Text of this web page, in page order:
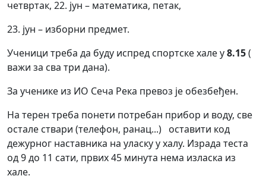
четвртак, 22. јун – математика, петак,
23. јун – изборни предмет.
Ученици треба да буду испред спортске хале у8.15(
важи за сва три дана).
За ученике из ИО Сеча Река превоз је обезбеђен.
На терен треба понети потребан прибор и воду, све
остале ствари (телефон, ранац...) оставити код
дежурног наставника на уласку у халу. Израда теста
од 9 до 11 сати, првих 45 минута нема изласка из
хале.